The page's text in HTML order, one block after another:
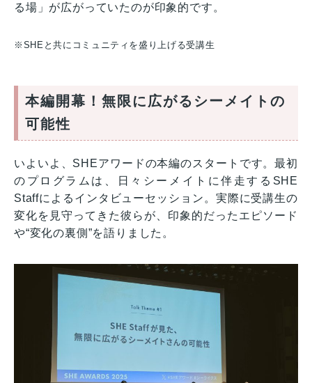
る場」が広がっていたのが印象的です。
※SHEと共にコミュニティを盛り上げる受講生
本編開幕！無限に広がるシーメイトの
可能性
いよいよ、SHEアワードの本編のスタートです。最初
のプログラムは、日々シーメイトに伴走するSHE
Staffによるインタビューセッション。実際に受講生の
変化を見守ってきた彼らが、印象的だったエピソード
や“変化の裏側”を語りました。